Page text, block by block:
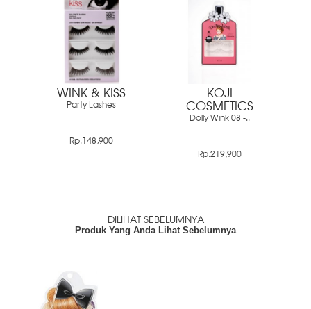
WINK & KISS
Party Lashes
Rp.148,900
KOJI
COSMETICS
Dolly Wink 08 -..
Rp.219,900
DILIHAT SEBELUMNYA
Produk Yang Anda Lihat Sebelumnya